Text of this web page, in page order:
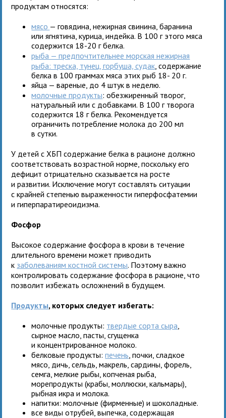
продуктам относятся:
мясо — говядина, нежирная свинина, баранина
или ягнятина, курица, индейка. В 100 г этого мяса
содержится 18-20 г белка.
рыба — предпочтительнее морская нежирная
рыба: треска, тунец, горбуша, судак , содержание
белка в 100 граммах мяса этих рыб 18- 20 г.
яйца — вареные, до 4 штук в неделю.
молочные продукты: обезжиренный творог,
натуральный или с добавками. В 100 г творога
содержится 18 г белка. Рекомендуется
ограничить потребление молока до 200 мл
в сутки.
У детей с ХБП содержание белка в рационе должно
соответствовать возрастной норме, поскольку его
дефицит отрицательно сказывается на росте
и развитии. Исключение могут составлять ситуации
с крайней степенью выраженности гиперфосфатемии
и гиперпаратиреоидизма.
Фосфор
Высокое содержание фосфора в крови в течение
длительного времени может приводить
к заболеваниям костной системы. Поэтому важно
контролировать содержание фосфора в рационе, что
позволит избежать осложнений в будущем.
Продукты, которых следует избегать:
молочные продукты: твердые сорта сыра
сырное масло, пасты, сгущенка
и концентрированное молоко.
белковые продукты:печень , почки, сладкое
мясо, дичь, сельдь, макрель, сардины, форель,
семга, мелкие рыбы, копченая рыба,
морепродукты (крабы, моллюски, кальмары),
рыбная икра и молока.
напитки: молочные (фирменные) и шоколадные.
все виды отрубей, выпечка, содержащая